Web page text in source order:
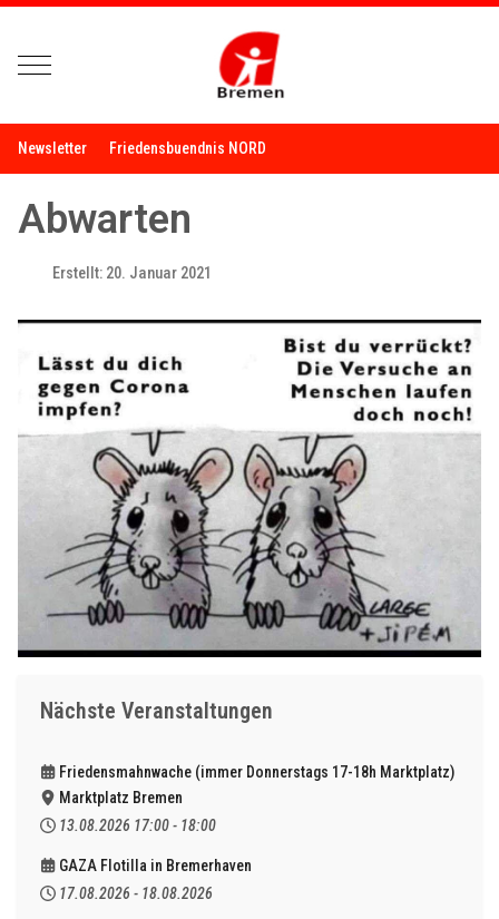
Mobile Menu Toggle
Newsletter Friedensbuendnis NORD
Abwarten
Erstellt: 20. Januar 2021
Nächste Veranstaltungen
Friedensmahnwache (immer Donnerstags 17-18h Marktplatz)
Marktplatz Bremen
13.08.2026 17:00 - 18:00
GAZA Flotilla in Bremerhaven
17.08.2026 - 18.08.2026